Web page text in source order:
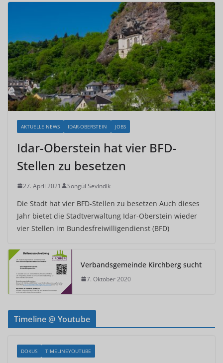
AKTUELLE NEWS IDAR-OBERSTEIN JOBS
Idar-Oberstein hat vier BFD-
Stellen zu besetzen
27. April 2021 Songül Sevindik
Die Stadt hat vier BFD-Stellen zu besetzen Auch dieses
Jahr bietet die Stadtverwaltung Idar-Oberstein wieder
vier Stellen im Bundesfreiwilligendienst (BFD)
Verbandsgemeinde Kirchberg sucht
7. Oktober 2020
Timeline @ Youtube
DOKUS TIMELINEYOUTUBE